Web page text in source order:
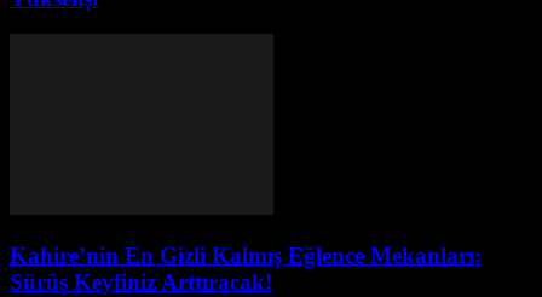
Kahire’nin En Gizli Kalmış Eğlence Mekanları:
Sürüş Keyfiniz Arttıracak!